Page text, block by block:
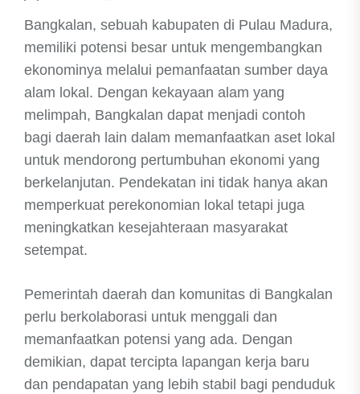
Bangkalan, sebuah kabupaten di Pulau Madura,
memiliki potensi besar untuk mengembangkan
ekonominya melalui pemanfaatan sumber daya
alam lokal. Dengan kekayaan alam yang
melimpah, Bangkalan dapat menjadi contoh
bagi daerah lain dalam memanfaatkan aset lokal
untuk mendorong pertumbuhan ekonomi yang
berkelanjutan. Pendekatan ini tidak hanya akan
memperkuat perekonomian lokal tetapi juga
meningkatkan kesejahteraan masyarakat
setempat.
Pemerintah daerah dan komunitas di Bangkalan
perlu berkolaborasi untuk menggali dan
memanfaatkan potensi yang ada. Dengan
demikian, dapat tercipta lapangan kerja baru
dan pendapatan yang lebih stabil bagi penduduk